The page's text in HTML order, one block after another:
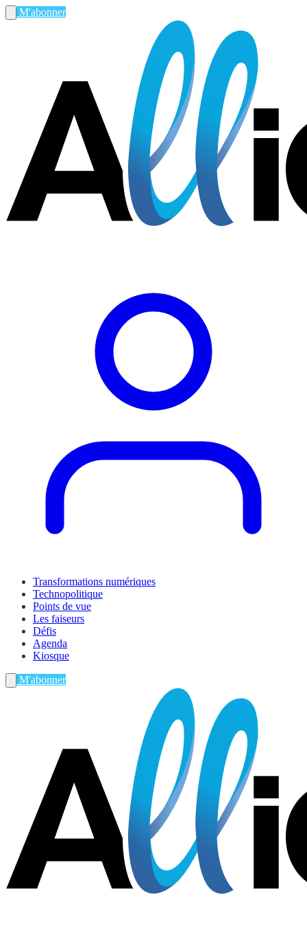
M'abonner
Transformations numériques
Technopolitique
Points de vue
Les faiseurs
Défis
Agenda
Kiosque
M'abonner